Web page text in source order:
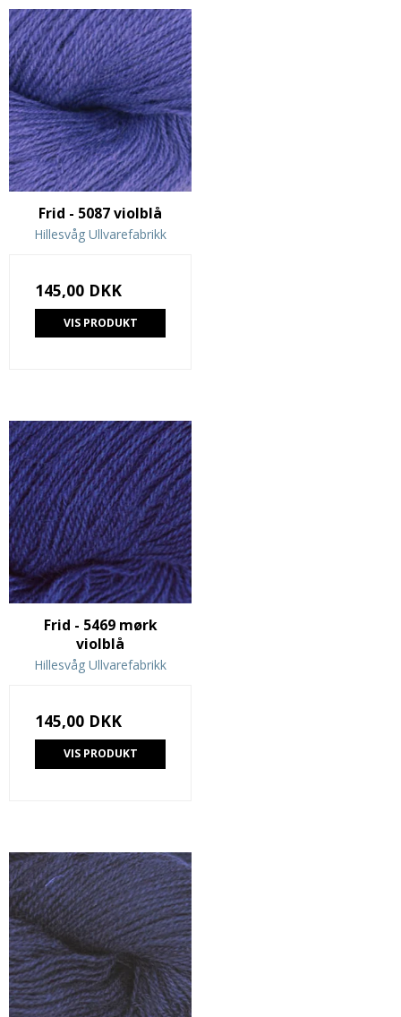
Frid - 5087 violblå
Hillesvåg Ullvarefabrikk
145,00 DKK
VIS PRODUKT
Frid - 5469 mørk
violblå
Hillesvåg Ullvarefabrikk
145,00 DKK
VIS PRODUKT